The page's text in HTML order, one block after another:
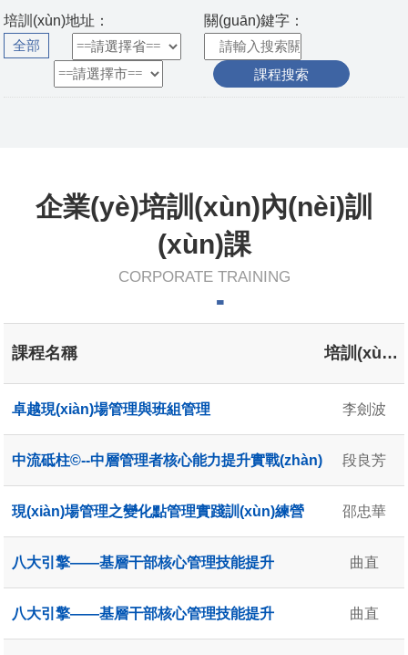
培訓(xùn)地址：
全部
關(guān)鍵字：
企業(yè)培訓(xùn)內(nèi)訓
(xùn)課
CORPORATE TRAINING
課程名稱 培訓(xùn)講師
卓越現(xiàn)場管理與班組管理 李劍波
中流砥柱©--中層管理者核心能力提升實戰(zhàn) 段良芳
現(xiàn)場管理之變化點管理實踐訓(xùn)練營 邵忠華
八大引擎——基層干部核心管理技能提升 曲直
八大引擎——基層干部核心管理技能提升 曲直